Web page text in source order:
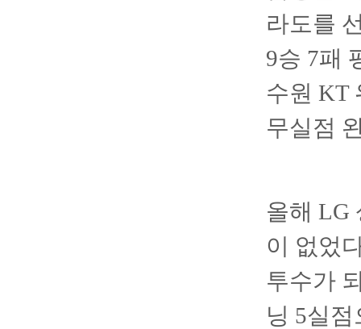
라도를
9승 7패
수원 KT
무실점
올해 LG
이 없었
투수가
닝 5실